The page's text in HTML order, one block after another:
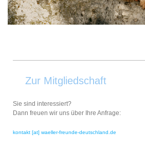
Zur Mitgliedschaft
Sie sind interessiert?
Dann freuen wir uns über Ihre Anfrage:
kontakt [at] waeller-freunde-deutschland.de